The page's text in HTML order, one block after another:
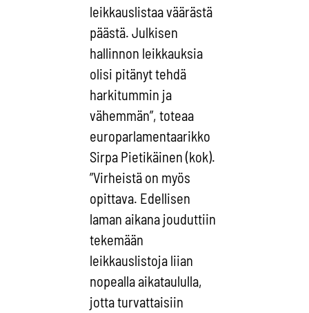
leikkauslistaa väärästä
päästä. Julkisen
hallinnon leikkauksia
olisi pitänyt tehdä
harkitummin ja
vähemmän”, toteaa
europarlamentaarikko
Sirpa Pietikäinen (kok).
”Virheistä on myös
opittava. Edellisen
laman aikana jouduttiin
tekemään
leikkauslistoja liian
nopealla aikataululla,
jotta turvattaisiin